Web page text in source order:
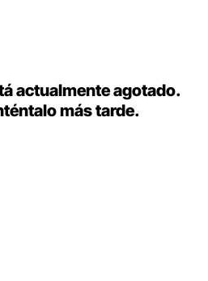
actualmente agotado.
más tarde.